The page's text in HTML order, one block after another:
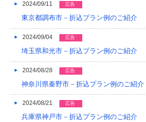
2024/09/11 広告
東京都調布市－折込プラン例のご紹介
2024/09/04 広告
埼玉県和光市－折込プラン例のご紹介
2024/08/28 広告
神奈川県秦野市－折込プラン例のご紹介
2024/08/21 広告
兵庫県神戸市－折込プラン例のご紹介